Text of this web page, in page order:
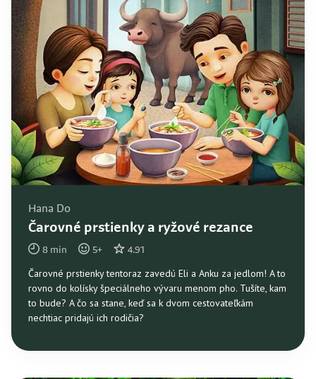
Hana Do
Čarovné prstienky a ryžové rezance
8 min 5+ 4.91
Čarovné prstienky tentoraz zavedú Eli a Anku za jedlom! A to
rovno do kolísky špeciálneho vývaru menom pho. Tušíte, kam
to bude? A čo sa stane, keď sa k dvom cestovateľkám
nechtiac pridajú ich rodičia?